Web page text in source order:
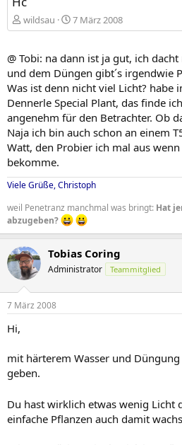
wildsau 7 März 2008
@ Tobi: na dann ist ja gut, ich
und dem Düngen gibt´s irgendwie
Was ist denn nicht viel Licht? habe
Dennerle Special Plant, das finde
angenehm für den Betrachter. Ob
Naja ich bin auch schon an einem
Watt, den Probier ich mal aus
bekomme.
Viele Grüße, Christoph
weil Penetranz manchmal was bringt: Hat
abzugeben?
Tobias Coring
Administrator Teammitglied
7 März 2008
Hi,
mit härterem Wasser und
geben.
Du hast wirklich etwas wenig Licht
einfache Pflanzen auch damit